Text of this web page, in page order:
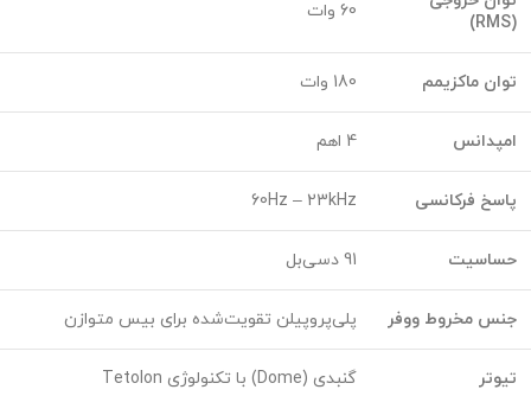
(RMS)
60 وات
توان ماکزیمم 180 وات
امپدانس 4 اهم
پاسخ فرکانسی 60Hz – 23kHz
حساسیت 91 دسی‌بل
جنس مخروط ووفر پلی‌پروپیلن تقویت‌شده برای بیس متوازن
تیوتر گنبدی (Dome) با تکنولوژی Tetolon